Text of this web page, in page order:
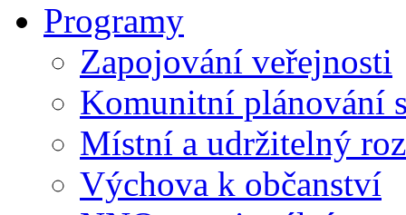
Programy
Zapojování veřejnosti
Komunitní plánování
Místní a udržitelný
Výchova k občanství